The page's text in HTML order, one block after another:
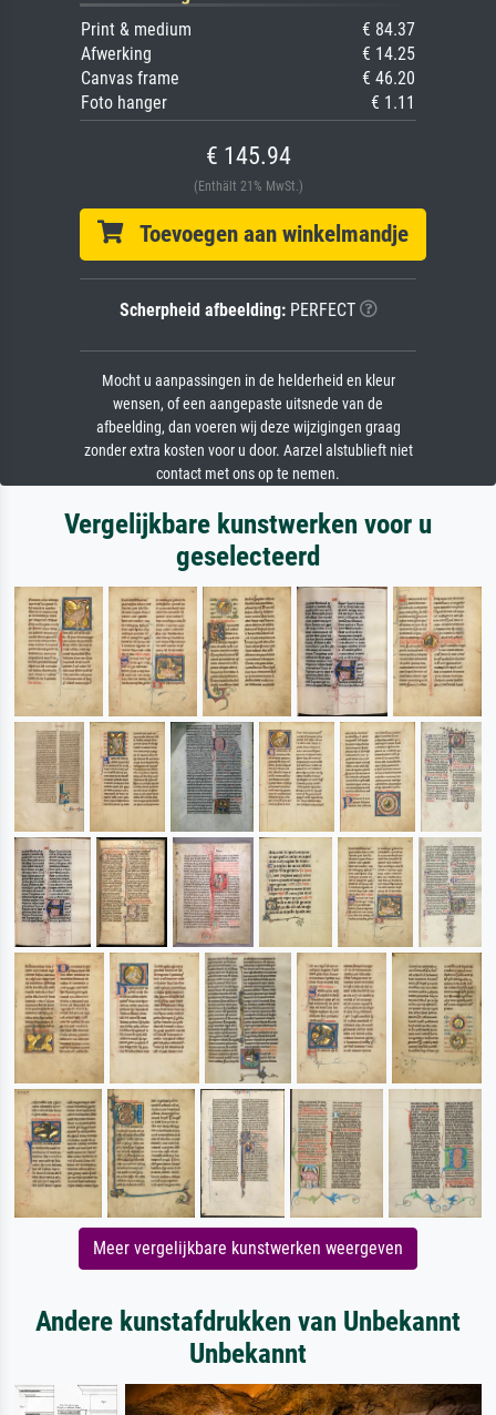
Print & medium
€ 84.37
Afwerking
€ 14.25
Canvas frame
€ 46.20
Foto hanger
€ 1.11
€ 145.94
(Enthält 21% MwSt.)
Toevoegen aan winkelmandje
Scherpheid afbeelding:PERFECT
Mocht u aanpassingen in de helderheid en kleur
wensen, of een aangepaste uitsnede van de
afbeelding, dan voeren wij deze wijzigingen graag
zonder extra kosten voor u door. Aarzel alstublieft niet
contact met ons op te nemen.
Vergelijkbare kunstwerken voor u
geselecteerd
Meer vergelijkbare kunstwerken weergeven
Andere kunstafdrukken van Unbekannt
Unbekannt